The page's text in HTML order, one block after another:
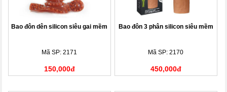
Bao đôn dên silicon siêu gai mềm
Mã SP: 2171
150,000đ
Bao đôn 3 phân silicon siêu mềm
Mã SP: 2170
450,000đ